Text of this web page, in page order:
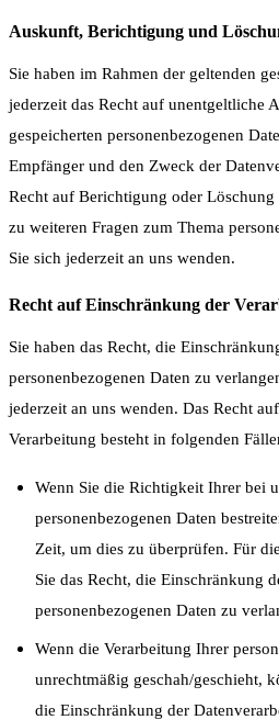
Auskunft, Berichtigung und
Sie haben im Rahmen der geltenden
jederzeit das Recht auf unentgeltliche
gespeicherten personenbezogenen
Empfänger und den Zweck der
Recht auf Berichtigung oder
zu weiteren Fragen zum Thema
Sie sich jederzeit an uns wenden.
Recht auf Einschränkung der
Sie haben das Recht, die
personenbezogenen Daten zu
jederzeit an uns wenden. Das Recht
Verarbeitung besteht in folgenden
Wenn Sie die Richtigkeit Ihrer bei
personenbezogenen Daten
Zeit, um dies zu überprüfen. Für
Sie das Recht, die Einschränkung
personenbezogenen Daten zu
Wenn die Verarbeitung Ihrer
unrechtmäßig geschah/geschieht,
die Einschränkung der